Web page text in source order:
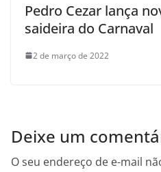
Pedro Cezar lança
saideira do Carnaval
2 de março de 2022
Deixe um
O seu endereço de e-mail